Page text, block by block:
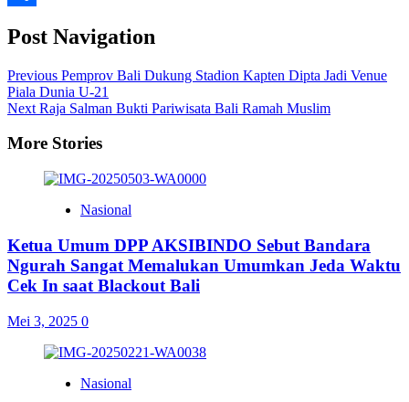
Post Navigation
Previous Pemprov Bali Dukung Stadion Kapten Dipta Jadi Venue
Piala Dunia U-21
Next Raja Salman Bukti Pariwisata Bali Ramah Muslim
More Stories
Nasional
Ketua Umum DPP AKSIBINDO Sebut Bandara
Ngurah Sangat Memalukan Umumkan Jeda Waktu
Cek In saat Blackout Bali
Mei 3, 2025 0
Nasional